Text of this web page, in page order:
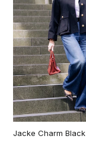
Jacke Charm Black